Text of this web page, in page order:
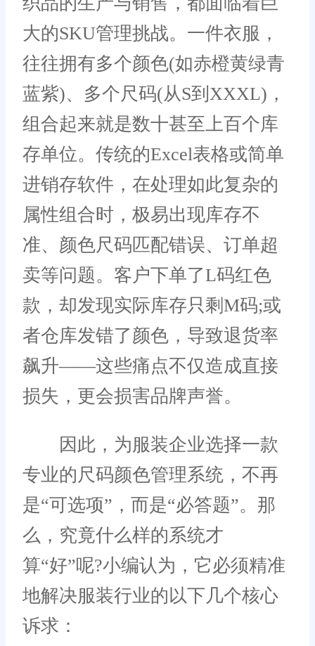
大的SKU管理挑战。一件衣服，
往往拥有多个颜色(如赤橙黄绿青
蓝紫)、多个尺码(从S到XXXL)，
组合起来就是数十甚至上百个库
存单位。传统的Excel表格或简单
进销存软件，在处理如此复杂的
属性组合时，极易出现库存不
准、颜色尺码匹配错误、订单超
卖等问题。客户下单了L码红色
款，却发现实际库存只剩M码;或
者仓库发错了颜色，导致退货率
飙升——这些痛点不仅造成直接
损失，更会损害品牌声誉。
因此，为服装企业选择一款
专业的尺码颜色管理系统，不再
是“可选项”，而是“必答题”。那
么，究竟什么样的系统才
算“好”呢?小编认为，它必须精准
地解决服装行业的以下几个核心
诉求：